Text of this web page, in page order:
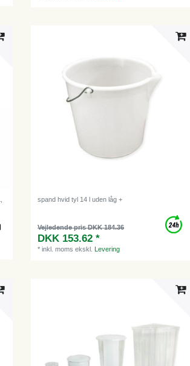
spand hvid tyl 14 l uden låg +
Vejledende pris DKK 184.36
DKK 153.62 *
*inkl. moms ekskl.Levering